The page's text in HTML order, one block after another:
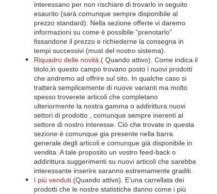
interessano per non rischiare di trovarlo in seguito
esaurito (sarà comunque sempre disponibile al
prezzo standard). Nella sezione offerte vi daremo
informazioni su come è possibile “prenotarlo”
fissandone il prezzo e richiederne la consegna in
tempi successivi (must del nostro sistema).
Riquadro delle novità .( Quando attivo). Come indica il
titolo,in questo campo trovano posto i nuovi prodotti
che andremo ad offrire sul sito. In qualche caso si
tratterà semplicemente di nuove varianti ma molto
spesso troverete articoli che completano
ulteriormente la nostra gamma o addirittura nuovi
settori di prodotto , comunque sempre inerenti al
settore di nostro interesse. Ciò che trovate in questa
sezione è comunque gia presente nella barra
generale degli articoli e comunque già disponibile in
vendita. A tale proposito un vostro feed-back o
addirittura suggerimenti su nuovi articoli che sarebbe
interessante inserire saranno estremamente graditi.
I più venduti .(Quando attivo). E’una carrellata dei
prodotti che le nostre statistiche danno come i più